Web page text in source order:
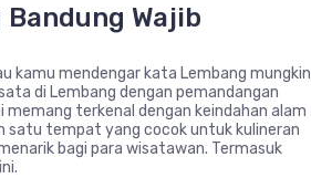
Wajib
kamu mendengar kata Lembang mungkin
di Lembang dengan pemandangan
memang terkenal dengan keindahan alam
satu tempat yang cocok untuk kulineran
bagi para wisatawan. Termasuk